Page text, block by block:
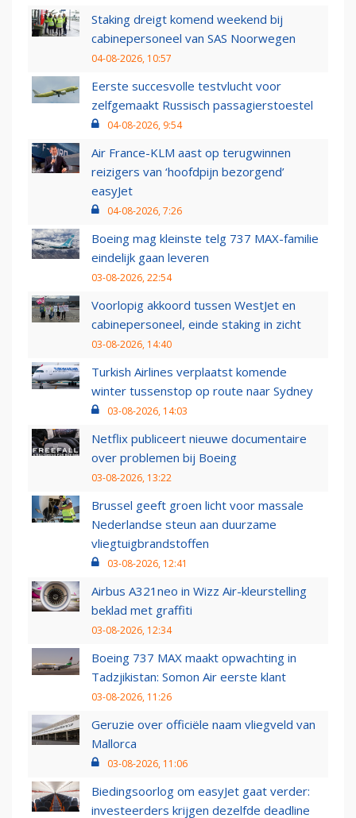
Staking dreigt komend weekend bij
cabinepersoneel van SAS Noorwegen
04-08-2026, 10:57
Eerste succesvolle testvlucht voor
zelfgemaakt Russisch passagierstoestel
04-08-2026, 9:54
Air France-KLM aast op terugwinnen
reizigers van ‘hoofdpijn bezorgend’
easyJet
04-08-2026, 7:26
Boeing mag kleinste telg 737 MAX-familie
eindelijk gaan leveren
03-08-2026, 22:54
Voorlopig akkoord tussen WestJet en
cabinepersoneel, einde staking in zicht
03-08-2026, 14:40
Turkish Airlines verplaatst komende
winter tussenstop op route naar Sydney
03-08-2026, 14:03
Netflix publiceert nieuwe documentaire
over problemen bij Boeing
03-08-2026, 13:22
Brussel geeft groen licht voor massale
Nederlandse steun aan duurzame
vliegtuigbrandstoffen
03-08-2026, 12:41
Airbus A321neo in Wizz Air-kleurstelling
beklad met graffiti
03-08-2026, 12:34
Boeing 737 MAX maakt opwachting in
Tadzjikistan: Somon Air eerste klant
03-08-2026, 11:26
Geruzie over officiële naam vliegveld van
Mallorca
03-08-2026, 11:06
Biedingsoorlog om easyJet gaat verder:
investeerders krijgen dezelfde deadline